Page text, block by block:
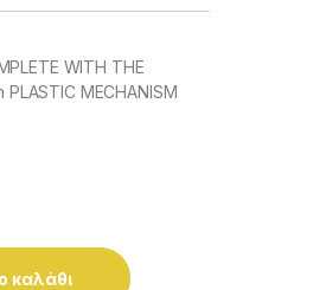
WITH THE
MECHANISM
MIXTURE quantity
καλάθι